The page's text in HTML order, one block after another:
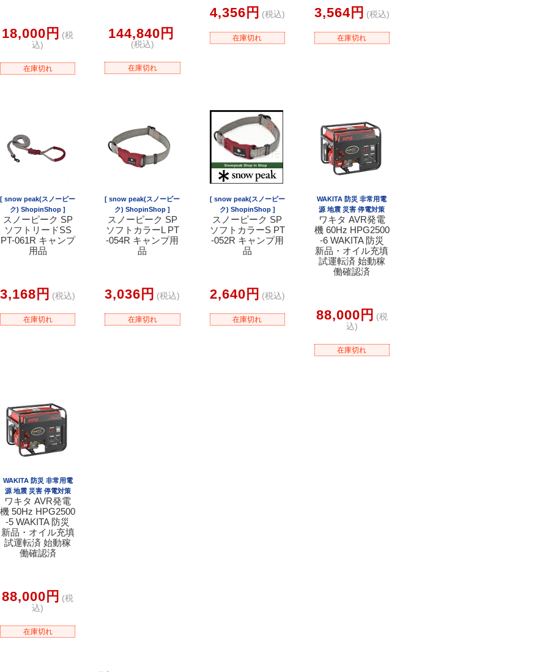
18,000円 (税
込)
在庫切れ
144,840円
(税込)
在庫切れ
4,356円 (税込)
在庫切れ
3,564円 (税込)
在庫切れ
[ snow peak(スノーピー
ク) ShopinShop ]
スノーピーク SP
ソフトリードSS
PT-061R キャンプ
用品
3,168円 (税込)
在庫切れ
[ snow peak(スノーピー
ク) ShopinShop ]
スノーピーク SP
ソフトカラーL PT
-054R キャンプ用
品
3,036円 (税込)
在庫切れ
[ snow peak(スノーピー
ク) ShopinShop ]
スノーピーク SP
ソフトカラーS PT
-052R キャンプ用
品
2,640円 (税込)
在庫切れ
WAKITA 防災 非常用電
源 地震 災害 停電対策
ワキタ AVR発電
機 60Hz HPG2500
-6 WAKITA 防災
新品・オイル充填
試運転済 始動稼
働確認済
88,000円 (税
込)
在庫切れ
WAKITA 防災 非常用電
源 地震 災害 停電対策
ワキタ AVR発電
機 50Hz HPG2500
-5 WAKITA 防災
新品・オイル充填
試運転済 始動稼
働確認済
88,000円 (税
込)
在庫切れ